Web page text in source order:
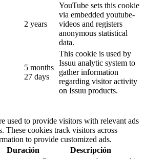
2 years
YouTube sets this cookie
via embedded youtube-
videos and registers
anonymous statistical
data.
5 months
27 days
This cookie is used by
Issuu analytic system to
gather information
regarding visitor activity
on Issuu products.
used to provide visitors with relevant ads
These cookies track visitors across
to provide customized ads.
Duración Descripción